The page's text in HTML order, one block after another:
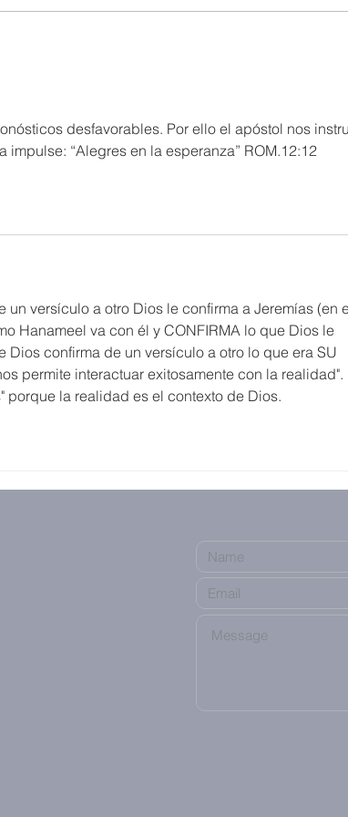
desfavorables. Por ello el apóstol nos
“Alegres en la esperanza” ROM.12:12
versículo a otro Dios le confirma a Jeremías (en
Hanameel va con él y CONFIRMA lo que Dios le
confirma de un versículo a otro lo que era SU
permite interactuar exitosamente con la realidad".
porque la realidad es el contexto de Dios.